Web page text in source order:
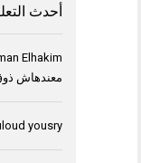
أحدث
Elhakim
معندهاش
yousry